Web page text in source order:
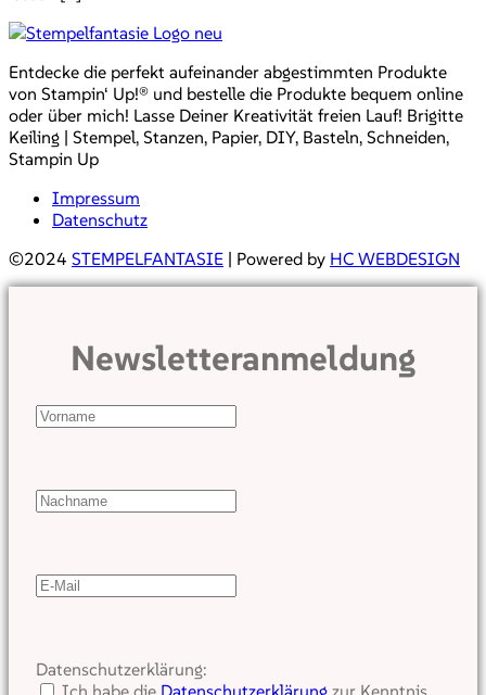
Entdecke die perfekt aufeinander abgestimmten Produkte
von Stampin‘ Up!® und bestelle die Produkte bequem online
oder über mich! Lasse Deiner Kreativität freien Lauf! Brigitte
Keiling | Stempel, Stanzen, Papier, DIY, Basteln, Schneiden,
Stampin Up
Impressum
Datenschutz
©2024 STEMPELFANTASIE | Powered by HC WEBDESIGN
Newsletteranmeldung
Datenschutzerklärung:
Ich habe die Datenschutzerklärung zur Kenntnis